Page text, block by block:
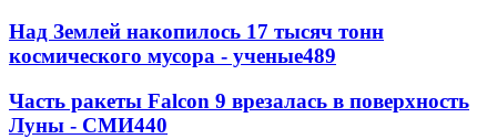
Над Землей накопилось 17 тысяч тонн
космического мусора - ученые489
Часть ракеты Falcon 9 врезалась в поверхность
Луны - СМИ440